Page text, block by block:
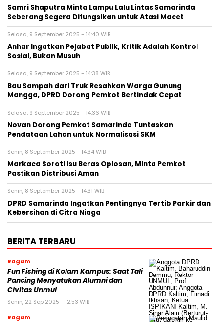
Samri Shaputra Minta Lampu Lalu Lintas Samarinda
Seberang Segera Difungsikan untuk Atasi Macet
Selasa, 9 September 2025 - 14:40 WIB
Anhar Ingatkan Pejabat Publik, Kritik Adalah Kontrol
Sosial, Bukan Musuh
Selasa, 9 September 2025 - 14:38 WIB
Bau Sampah dari Truk Resahkan Warga Gunung
Mangga, DPRD Dorong Pemkot Bertindak Cepat
Selasa, 9 September 2025 - 14:36 WIB
Novan Dorong Pemkot Samarinda Tuntaskan
Pendataan Lahan untuk Normalisasi SKM
Senin, 8 September 2025 - 14:34 WIB
Markaca Soroti Isu Beras Oplosan, Minta Pemkot
Pastikan Distribusi Aman
Senin, 8 September 2025 - 14:31 WIB
DPRD Samarinda Ingatkan Pentingnya Tertib Parkir dan
Kebersihan di Citra Niaga
BERITA TERBARU
Ragam
Fun Fishing di Kolam Kampus: Saat Tali
Pancing Menyatukan Alumni dan
Civitas Unmul
Senin, 22 Sep 2025 - 12:53 WIB
Ragam